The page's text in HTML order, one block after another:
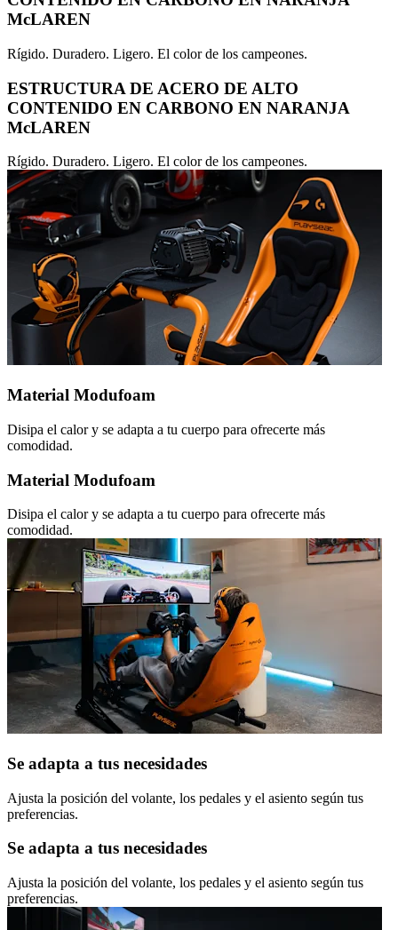
McLAREN
Rígido. Duradero. Ligero. El color de los campeones.
ESTRUCTURA DE ACERO DE ALTO
CONTENIDO EN CARBONO EN NARANJA
McLAREN
Rígido. Duradero. Ligero. El color de los campeones.
Material Modufoam
Disipa el calor y se adapta a tu cuerpo para ofrecerte más
comodidad.
Material Modufoam
Disipa el calor y se adapta a tu cuerpo para ofrecerte más
comodidad.
Se adapta a tus necesidades
Ajusta la posición del volante, los pedales y el asiento según tus
preferencias.
Se adapta a tus necesidades
Ajusta la posición del volante, los pedales y el asiento según tus
preferencias.